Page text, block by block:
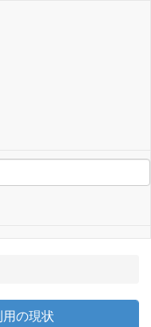
の現状